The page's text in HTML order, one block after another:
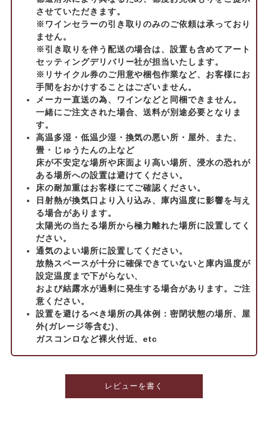
させていただきます。
※ワインセラーの引き取りのみのご依頼は承っており
ません。
※引き取りを伴う配送の場合は、設置も含めてアート
セッティングデリバリー社が担当いたします。
※リサイクル券のご用意や梱包作業など、お客様にお
手間をおかけすることはございません。
メーカー直送の為、ワインなどと同梱できません。
一緒にご注文された場合、送料が別途必要となりま
す。
高温多湿・低温少湿・換気の悪い所・屋外、また、
畳・じゅうたんの上など
床が不安定な場所や床面より高い場所、浸水の恐れが
ある場所への設置は避けてください。
床の耐加重はお客様にてご確認ください。
日射熱が換気口より入り込み、庫内温度に影響を与え
る場合があります。
太陽光の当たる場所から極力離れた場所に設置してく
ださい。
通気のよい場所に設置してください。
放熱スペースが十分に確保できていないと庫内温度が
設定温度まで下がらない、
および結露水が過剰に発生する場合があります。ご注
意ください。
設置を避けるべき場所の具体例：密閉状態の場所、屋
外(ガレージ等含む)、
ガスコンロなど裸火付近、etc
レビューを書く